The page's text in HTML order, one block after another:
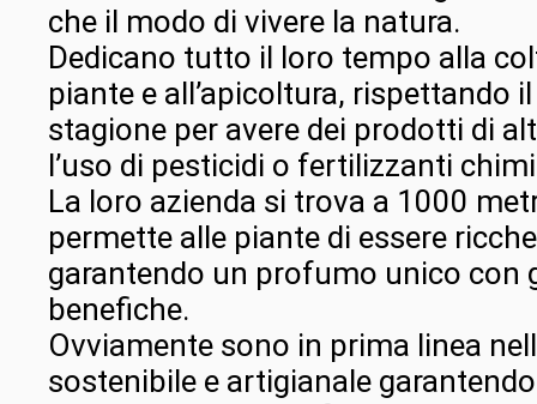
che il modo di vivere la natura.
Dedicano tutto il loro tempo alla
piante e all’apicoltura, rispettando
stagione per avere dei prodotti di
l’uso di pesticidi o fertilizzanti
La loro azienda si trova a 1000
permette alle piante di essere
garantendo un profumo unico con
benefiche.
Ovviamente sono in prima linea
sostenibile e artigianale